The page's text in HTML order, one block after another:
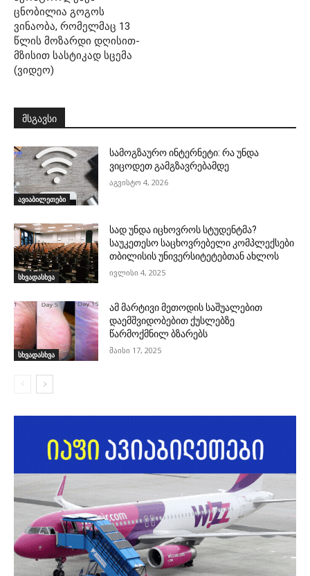
ცნობილია გოგოს
ვინაობა, რომელმაც 13
წლის მოზარდი დღისით-
მზისით სასტიკად სცემა
(ვიდეო)
მსგავსი
ავიაბილეთები
სამოგზაურო ინტერნეტი: რა უნდა
ვიცოდეთ გამგზავრებამდე
აგვისტო 4, 2026
სხვადასხვა
სად უნდა იცხოვროს სტუდენტმა?
საუკეთესო საცხოვრებელი კომპლექსები
თბილისის უნივერსიტეტებთან ახლოს
ივლისი 4, 2025
სხვადასხვა
ამ მარტივი მეთოდის საშუალებით
დაემშვიდობებით ქუსლებზე
წარმოქმნილ ბზარებს
მაისი 17, 2025